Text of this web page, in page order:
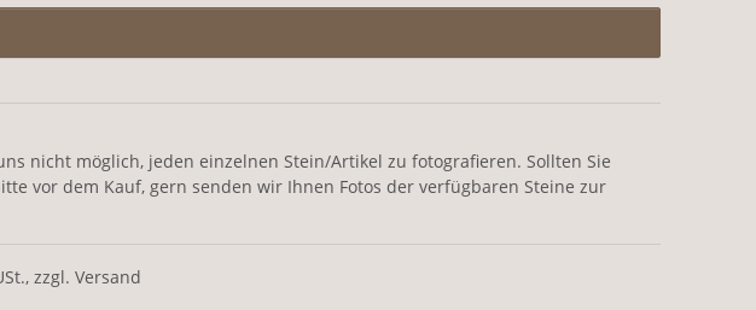
nicht möglich, jeden einzelnen Stein/Artikel zu fotografieren. Sollten Sie
vor dem Kauf, gern senden wir Ihnen Fotos der verfügbaren Steine zur
zzgl. Versand